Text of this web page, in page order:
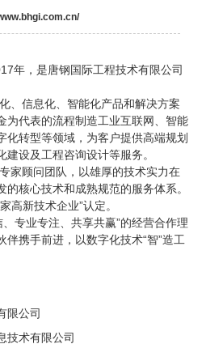
年，是唐钢国际工程技术有限公司
、信息化、智能化产品和解决方案
为代表的流程制造工业互联网、智能
化转型等领域，为客户提供高端规划
设及工程咨询设计等服务。
家顾问团队，以雄厚的技术实力在
核心技术和成熟规范的服务体系。
高新技术企业”认定。
专业专注、共享共赢”的经营合作理
携手前进，以数字化技术“智”造工
限公司
技术有限公司